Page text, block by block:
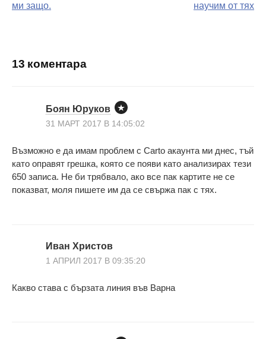
поста
ми защо.
научим от тях
13 коментара
Боян Юруков
31 МАРТ 2017 В 14:05:02
Възможно е да имам проблем с Carto акаунта ми днес, тъй
като оправят грешка, която се появи като анализирах тези
650 записа. Не би трябвало, ако все пак картите не се
показват, моля пишете им да се свържа пак с тях.
Иван Христов
1 АПРИЛ 2017 В 09:35:20
Какво става с бързата линия във Варна